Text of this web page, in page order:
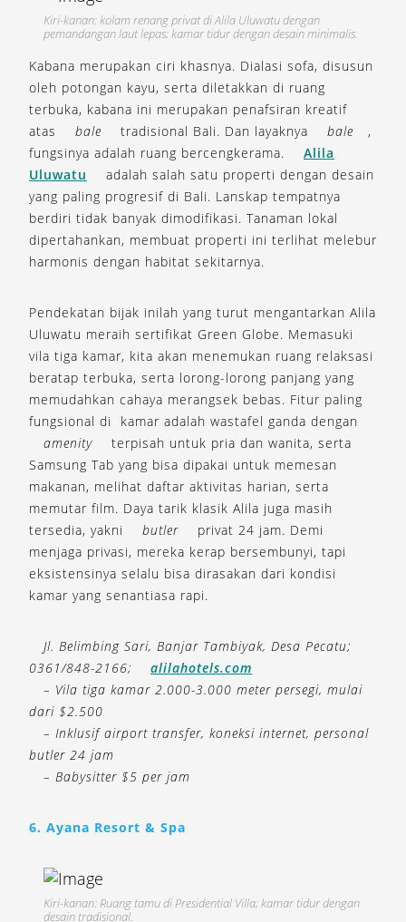
Kiri-kanan: kolam renang privat di Alila Uluwatu dengan
pemandangan laut lepas; kamar tidur dengan desain minimalis.
Kabana merupakan ciri khasnya. Dialasi sofa, disusun
oleh potongan kayu, serta diletakkan di ruang
terbuka, kabana ini merupakan penafsiran kreatif
atas
bale tradisional Bali. Dan layaknya bale
,
fungsinya adalah ruang bercengkerama.
Alila
Uluwatu
adalah salah satu properti dengan desain
yang paling progresif di Bali. Lanskap tempatnya
berdiri tidak banyak dimodifikasi. Tanaman lokal
dipertahankan, membuat properti ini terlihat melebur
harmonis dengan habitat sekitarnya.
Pendekatan bijak inilah yang turut mengantarkan Alila
Uluwatu meraih sertifikat Green Globe. Memasuki
vila tiga kamar, kita akan menemukan ruang relaksasi
beratap terbuka, serta lorong-lorong panjang yang
memudahkan cahaya merangsek bebas. Fitur paling
fungsional di kamar adalah wastafel ganda dengan
amenity
terpisah untuk pria dan wanita, serta
Samsung Tab yang bisa dipakai untuk memesan
makanan, melihat daftar aktivitas harian, serta
memutar film. Daya tarik klasik Alila juga masih
tersedia, yakni
butler
privat 24 jam. Demi
menjaga privasi, mereka kerap bersembunyi, tapi
eksistensinya selalu bisa dirasakan dari kondisi
kamar yang senantiasa rapi.
Jl. Belimbing Sari, Banjar Tambiyak, Desa Pecatu;
0361/848-2166;
alilahotels.com
– Vila tiga kamar 2.000-3.000 meter persegi, mulai
dari $2.500
– Inklusif airport transfer, koneksi internet, personal
butler 24 jam
– Babysitter $5 per jam
6. Ayana Resort & Spa
Kiri-kanan: Ruang tamu di Presidential Villa; kamar tidur dengan
desain tradisional.